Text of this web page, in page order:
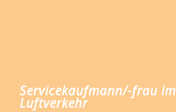
Servicekaufmann/-frau im
Luftverkehr